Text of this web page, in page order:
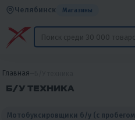
Челябинск Магазины
Главная
Б/У ТЕХНИКА
Мотобуксировщики б/у (с пробегом)